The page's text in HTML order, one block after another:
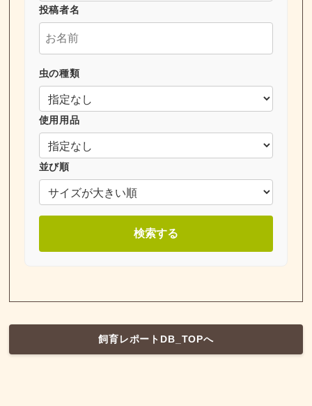
投稿者名
虫の種類
使用用品
並び順
検索する
飼育レポートDB_TOPへ